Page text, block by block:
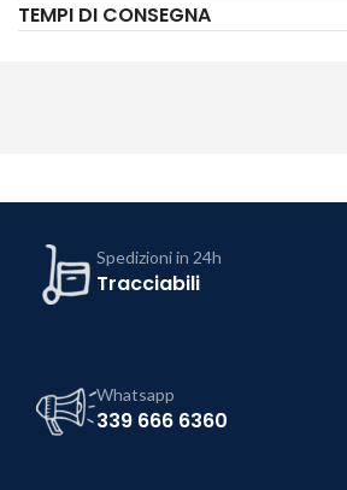
TEMPI DI CONSEGNA
Spedizioni in 24h
Tracciabili
Whatsapp
339 666 6360